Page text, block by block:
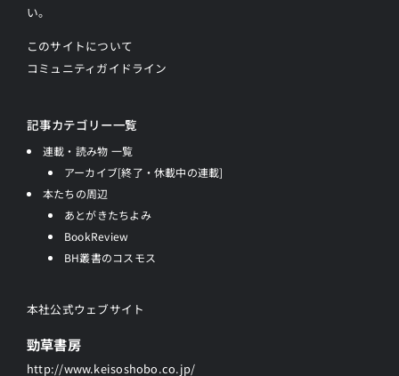
い。
このサイトについて
コミュニティガイドライン
記事カテゴリー一覧
連載・読み物 一覧
アーカイブ[終了・休載中の連載]
本たちの周辺
あとがきたちよみ
BookReview
BH叢書のコスモス
本社公式ウェブサイト
勁草書房
http://www.keisoshobo.co.jp/